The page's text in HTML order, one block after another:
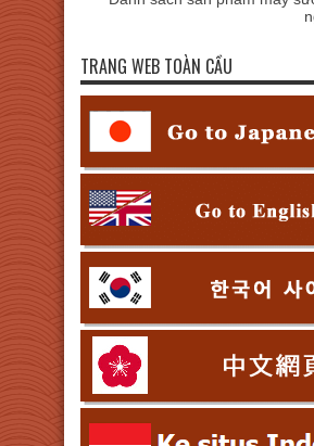
TRANG WEB TOÀN CẦU